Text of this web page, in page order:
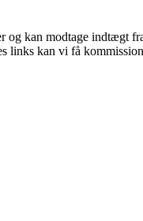
kan modtage indtægt
links kan vi få